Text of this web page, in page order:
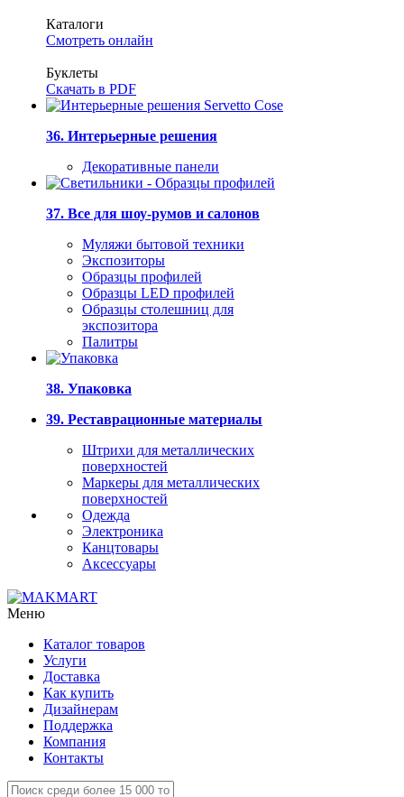
Каталоги
Смотреть онлайн
Буклеты
Скачать в PDF
36. Интерьерные решения
Декоративные панели
37. Все для шоу-румов и салонов
Муляжи бытовой техники
Экспозиторы
Образцы профилей
Образцы LED профилей
Образцы столешниц для
экспозитора
Палитры
38. Упаковка
39. Реставрационные материалы
Штрихи для металлических
поверхностей
Маркеры для металлических
поверхностей
Одежда
Электроника
Канцтовары
Аксессуары
Меню
Каталог товаров
Услуги
Доставка
Как купить
Дизайнерам
Поддержка
Компания
Контакты